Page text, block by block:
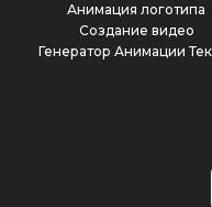
Анимация логотипа
Создание видео
Генератор Анимации